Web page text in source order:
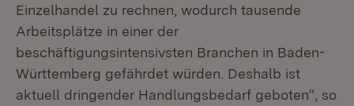
Einzelhandel zu rechnen, wodurch tausende
Arbeitsplätze in einer der
beschäftigungsintensivsten Branchen in Baden-
Württemberg gefährdet würden. Deshalb ist
aktuell dringender Handlungsbedarf geboten“, so